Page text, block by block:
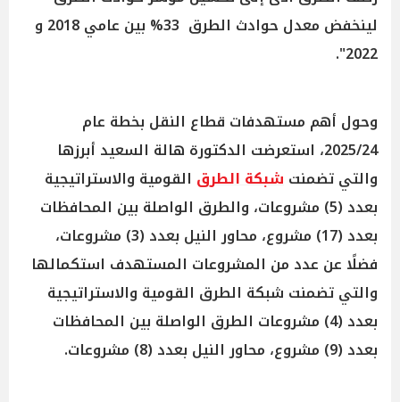
لينخفض معدل حوادث الطرق 33% بين عامي 2018 و
2022".
وحول أهم مستهدفات قطاع النقل بخطة عام
2025/24، استعرضت الدكتورة هالة السعيد أبرزها
والتي تضمنت شبكة الطرق القومية والاستراتيجية
بعدد (5) مشروعات، والطرق الواصلة بين المحافظات
بعدد (17) مشروع، محاور النيل بعدد (3) مشروعات،
فضلًا عن عدد من المشروعات المستهدف استكمالها
والتي تضمنت شبكة الطرق القومية والاستراتيجية
بعدد (4) مشروعات الطرق الواصلة بين المحافظات
بعدد (9) مشروع، محاور النيل بعدد (8) مشروعات.